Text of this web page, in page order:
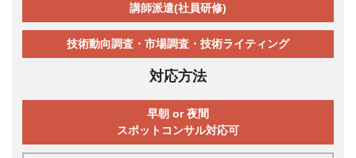
講師派遣(社員研修)
技術動向調査・市場調査・技術ライティング
対応方法
早朝 or 夜間
スポットコンサル対応可